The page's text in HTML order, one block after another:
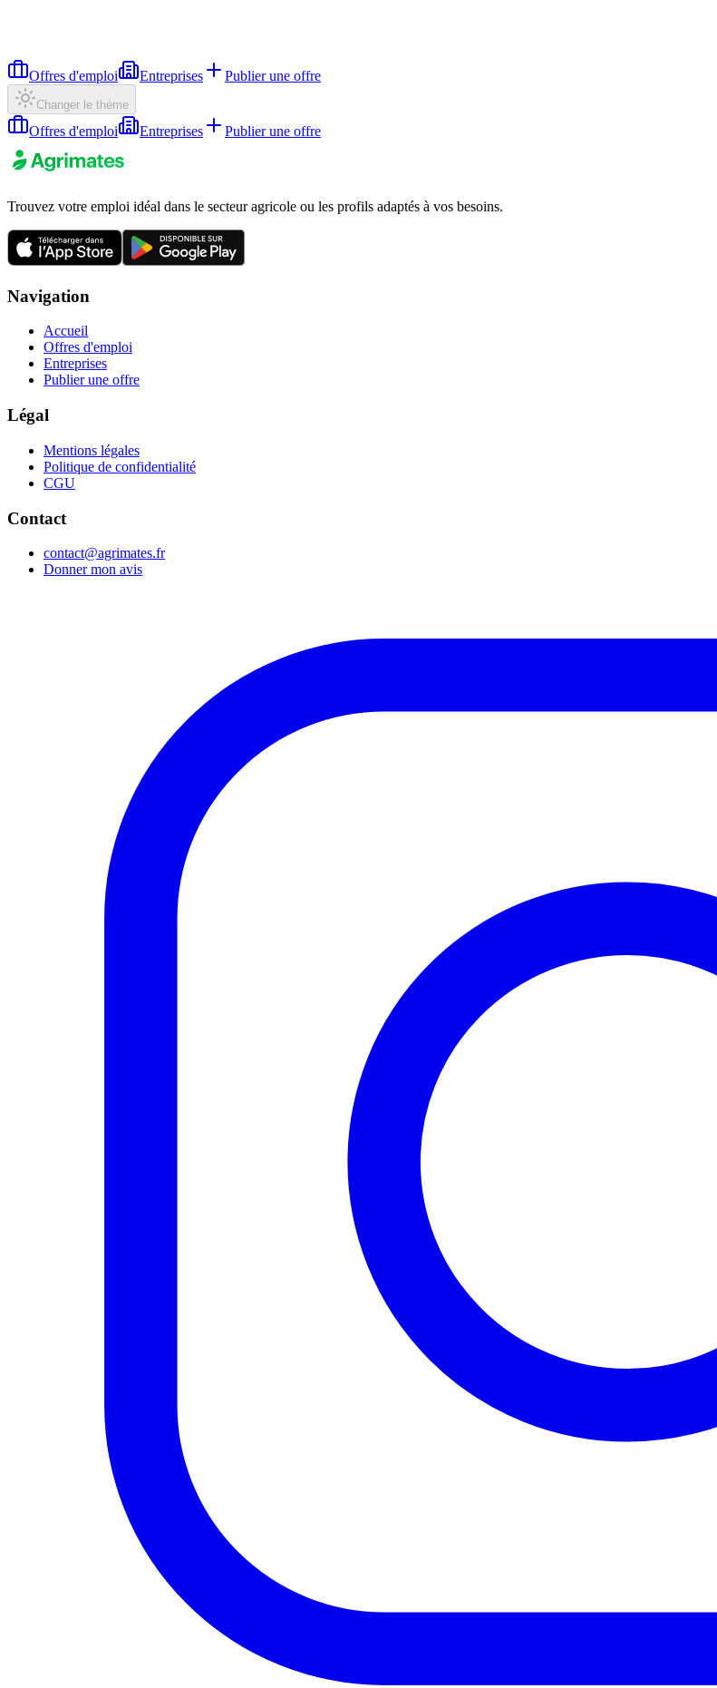
Offres d'emploi Entreprises Publier une offre
Changer le thème
Offres d'emploi Entreprises Publier une offre
Trouvez votre emploi idéal dans le secteur agricole ou les profils adaptés à vos besoins.
Navigation
Accueil
Offres d'emploi
Entreprises
Publier une offre
Légal
Mentions légales
Politique de confidentialité
CGU
Contact
contact@agrimates.fr
Donner mon avis